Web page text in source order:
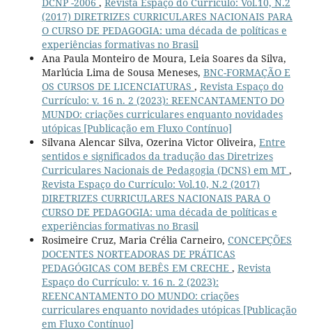
(2017) DIRETRIZES CURRICULARES NACIONAIS PARA
O CURSO DE PEDAGOGIA: uma década de políticas e
experiências formativas no Brasil
Ana Paula Monteiro de Moura, Leia Soares da Silva,
Marlúcia Lima de Sousa Meneses, BNC-FORMAÇÃO E
OS CURSOS DE LICENCIATURAS , Revista Espaço do
Currículo: v. 16 n. 2 (2023): REENCANTAMENTO DO
MUNDO: criações curriculares enquanto novidades
utópicas [Publicação em Fluxo Contínuo]
Silvana Alencar Silva, Ozerina Victor Oliveira, Entre
sentidos e significados da tradução das Diretrizes
Curriculares Nacionais de Pedagogia (DCNS) em MT ,
Revista Espaço do Currículo: Vol.10, N.2 (2017)
DIRETRIZES CURRICULARES NACIONAIS PARA O
CURSO DE PEDAGOGIA: uma década de políticas e
experiências formativas no Brasil
Rosimeire Cruz, Maria Crélia Carneiro, CONCEPÇÕES
DOCENTES NORTEADORAS DE PRÁTICAS
PEDAGÓGICAS COM BEBÊS EM CRECHE , Revista
Espaço do Currículo: v. 16 n. 2 (2023):
REENCANTAMENTO DO MUNDO: criações
curriculares enquanto novidades utópicas [Publicação
em Fluxo Contínuo]